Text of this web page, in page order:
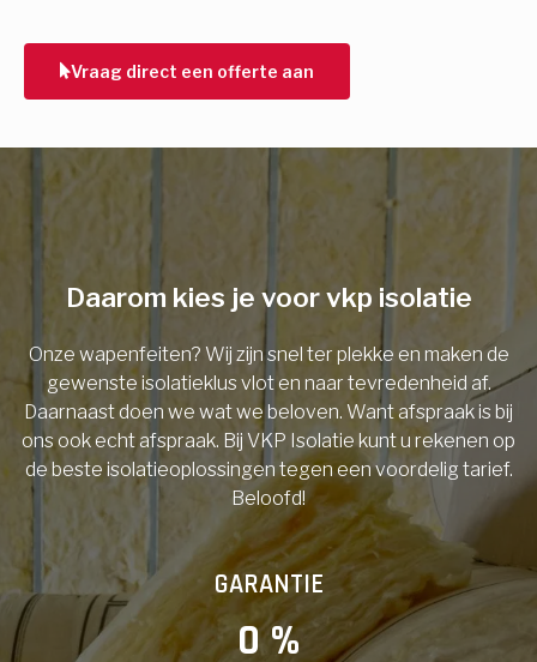
Vraag direct een offerte aan
Vorige Volgende
Telefoonnummer
Vorige
Daarom kies je voor vkp isolatie
Onze wapenfeiten? Wij zijn snel ter plekke en maken de
gewenste isolatieklus vlot en naar tevredenheid af.
Daarnaast doen we wat we beloven. Want afspraak is bij
ons ook echt afspraak. Bij VKP Isolatie kunt u rekenen op
de beste isolatieoplossingen tegen een voordelig tarief.
Beloofd!
GARANTIE
0 %